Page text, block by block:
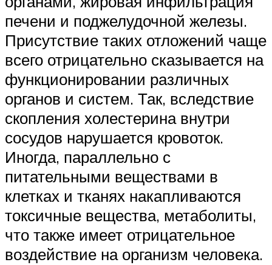
печени и поджелудочной железы.
Присутствие таких отложений чаще
всего отрицательно сказывается на
функционировании различных
органов и систем. Так, вследствие
скопления холестерина внутри
сосудов нарушается кровоток.
Иногда, параллельно с
питательными веществами в
клетках и тканях накапливаются
токсичные вещества, метаболиты,
что также имеет отрицательное
воздействие на организм человека.